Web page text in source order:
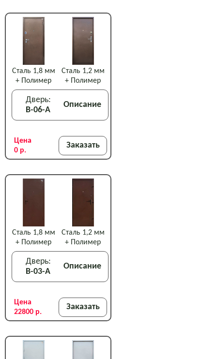
Сталь 1,8 мм
+ Полимер
Сталь 1,2 мм
+ Полимер
Дверь:
В-06-А
Описание
Цена
0 р.
Заказать
Сталь 1,8 мм
+ Полимер
Сталь 1,2 мм
+ Полимер
Дверь:
В-03-А
Описание
Цена
22800 р.
Заказать